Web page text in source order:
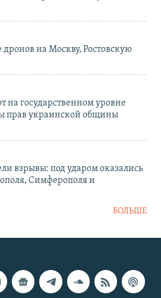
дронов на Москву, Ростовскую
на государственном уровне
прав украинской общины
взрывы: под ударом оказались
Симферополя и
БОЛЬШЕ